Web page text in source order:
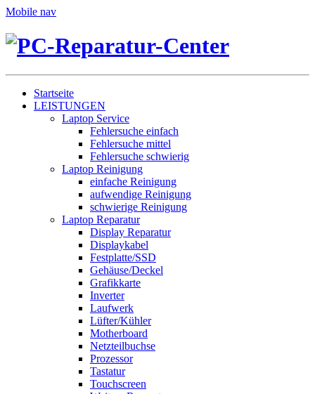
Mobile nav
Startseite
LEISTUNGEN
Laptop Service
Fehlersuche einfach
Fehlersuche mittel
Fehlersuche schwierig
Laptop Reinigung
einfache Reinigung
aufwendige Reinigung
schwierige Reinigung
Laptop Reparatur
Display Reparatur
Displaykabel
Festplatte/SSD
Gehäuse/Deckel
Grafikkarte
Inverter
Laufwerk
Lüfter/Kühler
Motherboard
Netzteilbuchse
Prozessor
Tastatur
Touchscreen